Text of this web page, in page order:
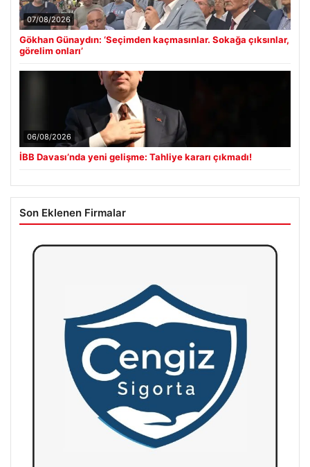
07/08/2026
Gökhan Günaydın: ‘Seçimden kaçmasınlar. Sokağa çıksınlar,
görelim onları’
06/08/2026
İBB Davası’nda yeni gelişme: Tahliye kararı çıkmadı!
Son Eklenen Firmalar